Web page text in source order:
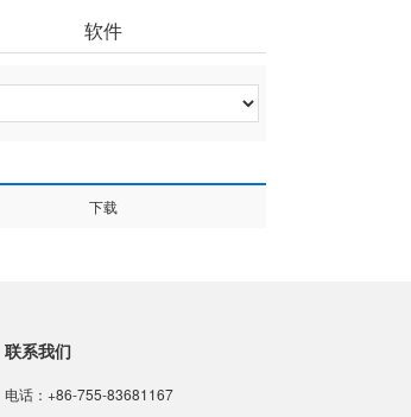
软件
下载
联系我们
电话：+86-755-83681167